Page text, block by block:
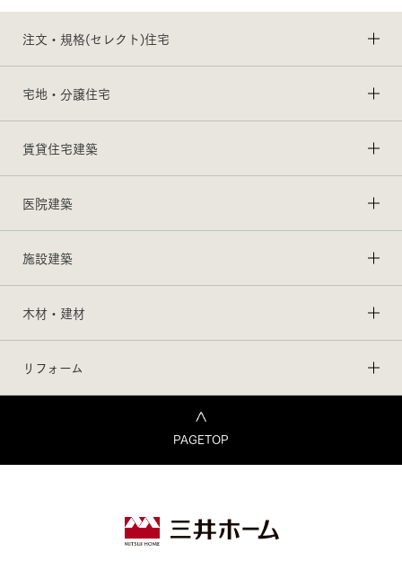
注文・規格(セレクト)住宅
宅地・分譲住宅
賃貸住宅建築
医院建築
施設建築
木材・建材
リフォーム
PAGETOP